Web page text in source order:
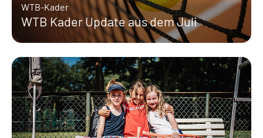
WTB-Kader
WTB Kader Update aus dem Juli